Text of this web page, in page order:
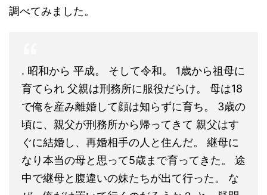
調べてみました。
. 昭和から 平成。 そして令和。 1歳から祖母に
育てられ 父親は刑務所に服役だらけ。 母は18
で俺を産み離婚して顔は知らずに育ち。 3歳の
頃に、親父が刑務所から帰ってきて 親父はす
ぐに結婚し、再婚相手の人と住んだ。 継母に
なり本当の母と思って5歳まで育ってきた。 途
中で継母と腹違いの妹たちが出て行った。 な